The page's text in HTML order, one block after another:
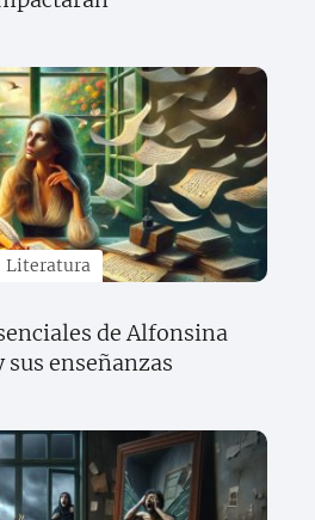
Literatura
de Alfonsina
sus enseñanzas